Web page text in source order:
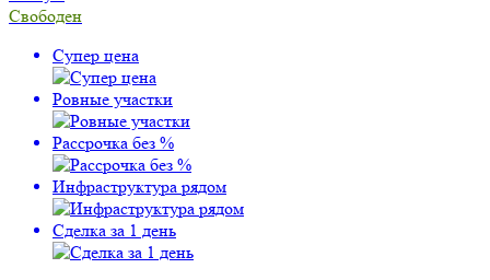
Свободен
Супер цена
Ровные участки
Рассрочка без %
Инфраструктура рядом
Сделка за 1 день